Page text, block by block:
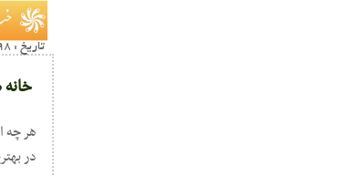
تاریخ : 1398,پنجشنبه 03 مرداد15:09
هر چه
در